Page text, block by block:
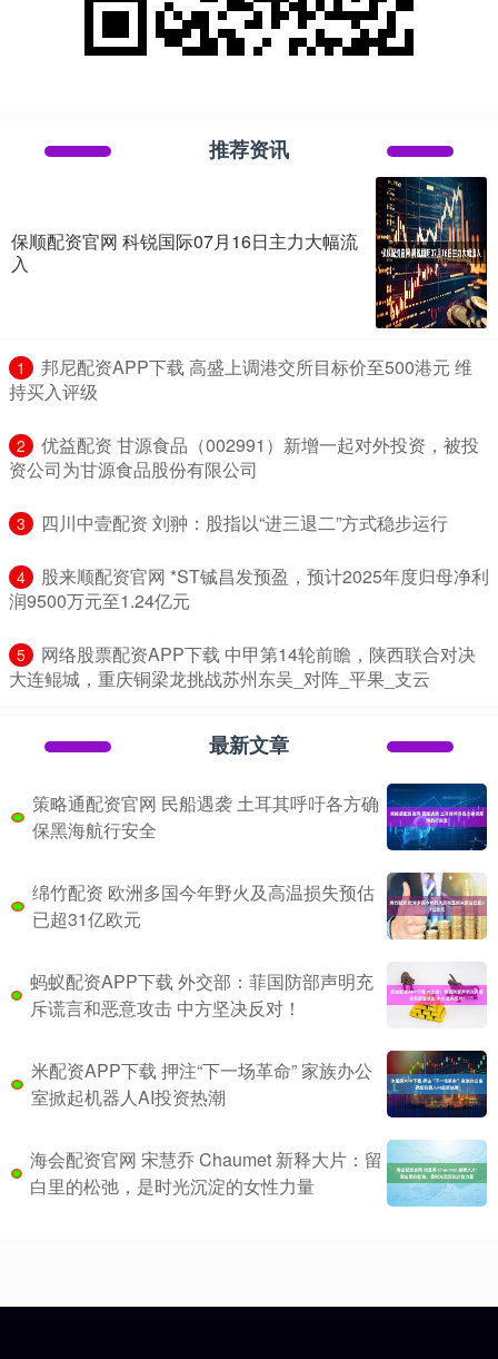
推荐资讯
保顺配资官网 科锐国际07月16日主力大幅流
入
1
​邦尼配资APP下载 高盛上调港交所目标价至500港元 维
持买入评级
2
​优益配资 甘源食品（002991）新增一起对外投资，被投
资公司为甘源食品股份有限公司
3 ​四川中壹配资 刘翀：股指以“进三退二”方式稳步运行
4
​股来顺配资官网 *ST铖昌发预盈，预计2025年度归母净利
润9500万元至1.24亿元
5
​网络股票配资APP下载 中甲第14轮前瞻，陕西联合对决
大连鲲城，重庆铜梁龙挑战苏州东吴_对阵_平果_支云
最新文章
策略通配资官网 民船遇袭 土耳其呼吁各方确
保黑海航行安全
绵竹配资 欧洲多国今年野火及高温损失预估
已超31亿欧元
蚂蚁配资APP下载 外交部：菲国防部声明充
斥谎言和恶意攻击 中方坚决反对！
米配资APP下载 押注“下一场革命” 家族办公
室掀起机器人AI投资热潮
海会配资官网 宋慧乔 Chaumet 新释大片：留
白里的松弛，是时光沉淀的女性力量